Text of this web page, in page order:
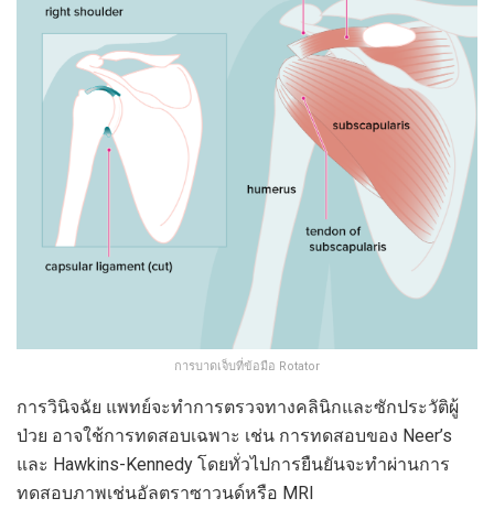
การบาดเจ็บที่ข้อมือ Rotator
การวินิจฉัย แพทย์จะทำการตรวจทางคลินิกและซักประวัติผู้
ป่วย อาจใช้การทดสอบเฉพาะ เช่น การทดสอบของ Neer’s
และ Hawkins-Kennedy โดยทั่วไปการยืนยันจะทำผ่านการ
ทดสอบภาพเช่นอัลตราซาวนด์หรือ MRI